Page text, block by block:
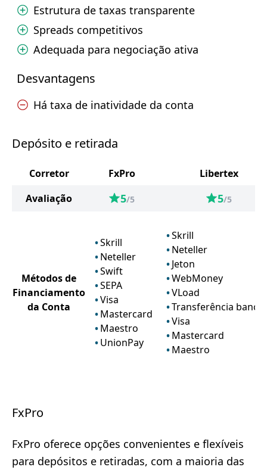
Estrutura de taxas transparente
Spreads competitivos
Adequada para negociação ativa
Desvantagens
Há taxa de inatividade da conta
Depósito e retirada
Corretor FxPro
Libertex
Avaliação
5/5 5/5
Métodos de
Financiamento
da Conta
Skrill
Neteller
Swift
SEPA
Visa
Mastercard
Maestro
UnionPay
Skrill
Neteller
Jeton
WebMoney
VLoad
Transferência
Visa
Mastercard
Maestro
FxPro
FxPro oferece opções convenientes e flexíveis
para depósitos e retiradas, com a maioria das